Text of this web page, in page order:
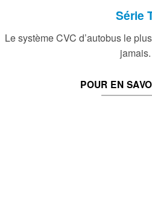
Série
Le système CVC d’autobus le
jamais.
POUR EN